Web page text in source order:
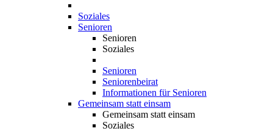
Soziales
Senioren
Senioren
Soziales
Senioren
Seniorenbeirat
Informationen für Senioren
Gemeinsam statt einsam
Gemeinsam statt einsam
Soziales